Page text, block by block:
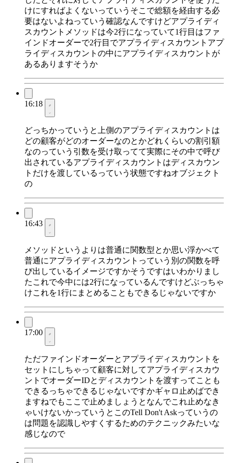
けにすればよくないっていうそこで総額を経由する必
要はないよねっていう確認なんですけどアプライディ
スカウントメソッドは今2行になっていて1行目はファ
インドオーダーで2行目でアプライディスカウントアプ
ライディスカウントの中にアプライディスカウントが
あるありますそうか
16:18
どっちかっていうと上側のアプライディスカウントは
どの顧客がどのオーダーなのとかどれくらいの割引額
なのっていう引数を受け取ってて実際にその中で呼び
出されているアプライディスカウントはディスカウン
トだけを渡しているっていう状態ですねオブジェクト
の
16:43
メソッドというよりは普通に関数型とか思い浮かべて
普通にアプライディスカウントっていう別の関数を呼
び出しているイメージですかそうですはいわかりまし
たこれで今中には2行になっているんですけどぶっちゃ
けこれを1行にまとめることもできるじゃないですか
17:00
ただファインドオーダーとアプライディスカウントを
セットにしちゃって顧客に対してアプライディスカウ
ントでオーダーIDとディスカウントを渡すってことも
できるっちゃできるじゃないですかギャロ止めばでき
ますねでもここで止めましょうとなんでこれ止めなき
ゃいけないかっていうとこのTell Don't Askっていうの
は問題を認識しやすくするためのテクニックみたいな
感じなので